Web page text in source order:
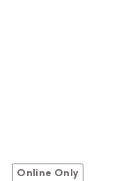
Online Only